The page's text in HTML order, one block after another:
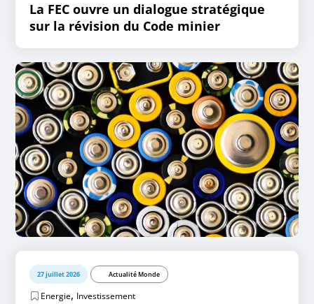
La FEC ouvre un dialogue stratégique
sur la révision du Code minier
27 juillet 2026 Actualité Monde
Energie, Investissement